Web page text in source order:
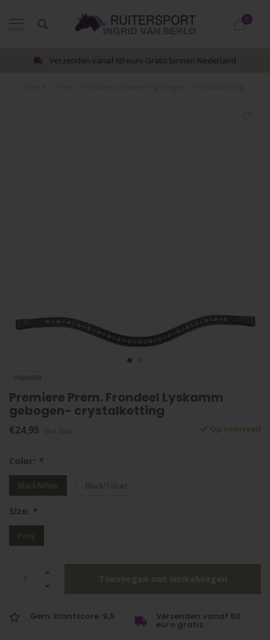
0
Verzenden vanaf 60 euro Gratis binnen Nederland
PREMIERE
Premiere Prem. Frondeel Lyskamm
gebogen- crystalketting
€24,95 Incl. btw Op voorraad
Color: *
Black/White Black/Tobaz
Size: *
Pony
Gem. klantscore: 9,5 Verzenden vanaf 60
euro gratis